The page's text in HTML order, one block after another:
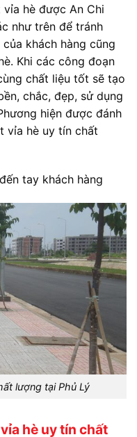
hè được An Chi
như trên để tránh
khách hàng cũng
Khi các công đoạn
chất liệu tốt sẽ tạo
chắc, đẹp, sử dụng
hiện được đánh
vỉa hè uy tín chất
tay khách hàng
lượng tại Phủ Lý
hè uy tín chất